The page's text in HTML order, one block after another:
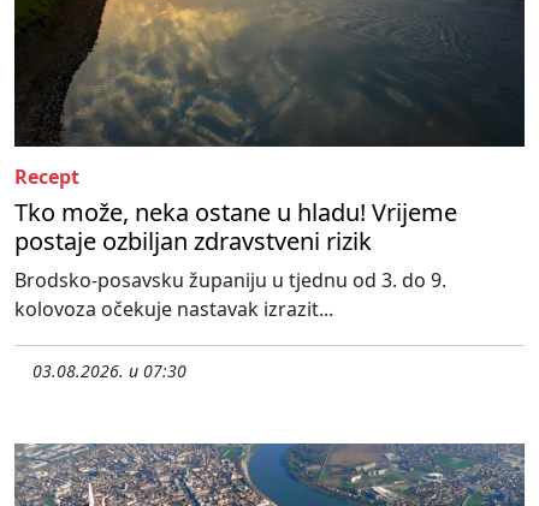
Recept
Tko može, neka ostane u hladu! Vrijeme
postaje ozbiljan zdravstveni rizik
Brodsko-posavsku županiju u tjednu od 3. do 9.
kolovoza očekuje nastavak izrazit...
03.08.2026. u 07:30